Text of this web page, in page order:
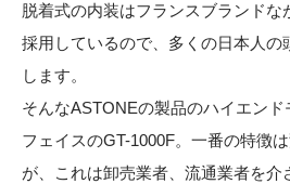
脱着式の内装はフランスブランドな
採用しているので、多くの日本人の
します。
そんなASTONEの製品のハイエン
フェイスのGT-1000F。一番の特徴
が、これは卸売業者、流通業者を介